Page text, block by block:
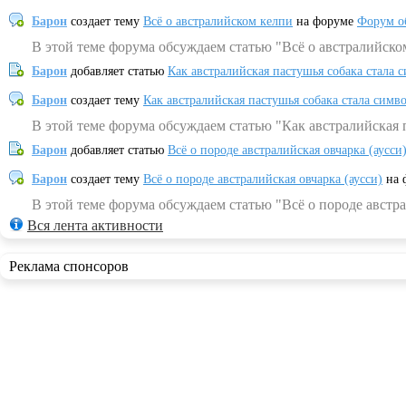
Барон создает тему Всё о австралийском келпи на форуме Форум
В этой теме форума обсуждаем статью "Всё о
Барон добавляет статью Как австралийская пастушья собака
Барон создает тему Как австралийская пастушья собака стала
В этой теме форума обсуждаем статью "Как
Барон добавляет статью Всё о породе австралийская овчарка (аусси)
Барон создает тему Всё о породе австралийская овчарка (аусси) на
В этой теме форума обсуждаем статью "Всё о породе
Вся лента активности
Реклама спонсоров